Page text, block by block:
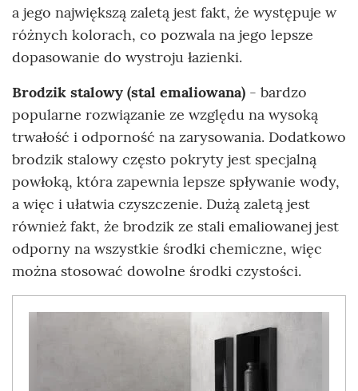
a jego największą zaletą jest fakt, że występuje w
różnych kolorach, co pozwala na jego lepsze
dopasowanie do wystroju łazienki.
Brodzik stalowy (stal emaliowana) - bardzo
popularne rozwiązanie ze względu na wysoką
trwałość i odporność na zarysowania. Dodatkowo
brodzik stalowy często pokryty jest specjalną
powłoką, która zapewnia lepsze spływanie wody,
a więc i ułatwia czyszczenie. Dużą zaletą jest
również fakt, że brodzik ze stali emaliowanej jest
odporny na wszystkie środki chemiczne, więc
można stosować dowolne środki czystości.